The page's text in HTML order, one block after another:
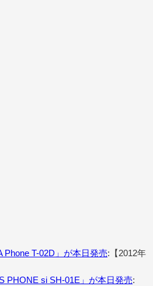
Phone T-02D」が本日発売:【2012年
PHONE si SH-01E」が本日発売: